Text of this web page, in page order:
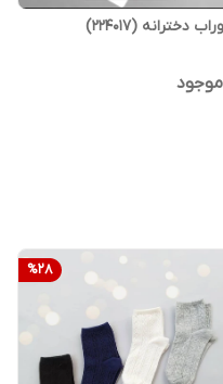
دخترانه (224017)
%28